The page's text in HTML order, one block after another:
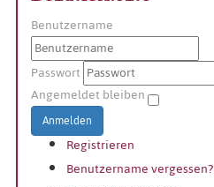
Benutzername
Passwort
Angemeldet bleiben
Anmelden
Registrieren
Benutzername vergessen?